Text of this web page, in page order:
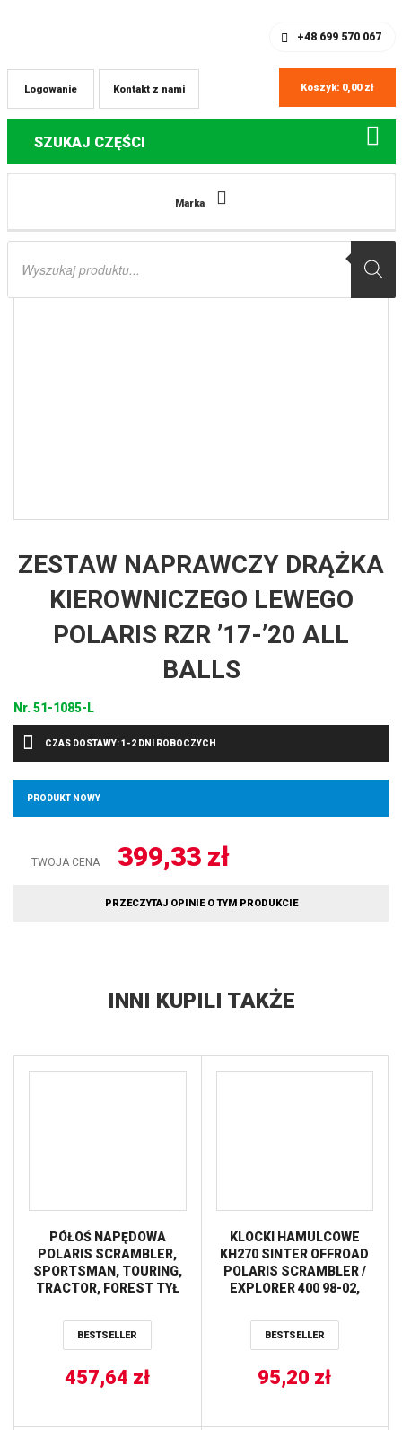
+48 699 570 067
Kontakt z nami
Logowanie Koszyk: 0,00 zł
SZUKAJ CZĘŚCI
Marka
Wyszukiwarka
Części do quadów Polaris
ZESTAW NAPRAWCZY DRĄŻKA
KIEROWNICZEGO LEWEGO
POLARIS RZR ’17-’20 ALL
BALLS
Nr.51-1085-L
CZAS DOSTAWY: 1-2 DNI ROBOCZYCH
PRODUKT NOWY
TWOJA CENA 399,33 zł
PRZECZYTAJ OPINIE O TYM PRODUKCIE
INNI KUPILI TAKŻE
PÓŁOŚ NAPĘDOWA
POLARIS SCRAMBLER,
SPORTSMAN, TOURING,
TRACTOR, FOREST TYŁ
ALL BALLS
BESTSELLER
457,64 zł
KLOCKI HAMULCOWE
KH270 SINTER OFFROAD
POLARIS SCRAMBLER /
EXPLORER 400 98-02,
TYŁ TRW LUCAS
BESTSELLER
95,20 zł